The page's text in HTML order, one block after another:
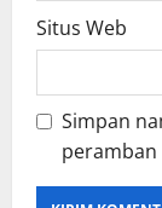
Situs Web
Simpan